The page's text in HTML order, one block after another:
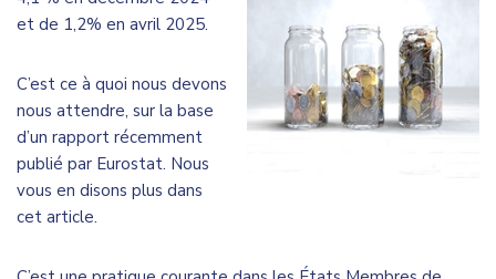
et de 1,2% en avril 2025.
C’est ce à quoi nous devons
nous attendre, sur la base
d’un rapport récemment
publié par Eurostat. Nous
vous en disons plus dans
cet article.